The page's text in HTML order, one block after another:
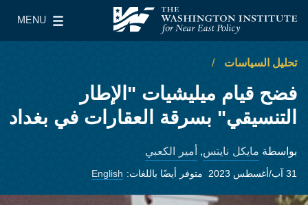
معهد واشنطن لسياسات الشرق الأدنى
MENU
Main Menu
تحليل السياسات
فضح قيام ميليشيات "الإطار
التنسيقي" بسرقة العقارات في بغداد
بواسطة مايكل نايتس, أمير الكعبي
31 آب/أغسطس 2023 متوفر أيضًا باللغات: English